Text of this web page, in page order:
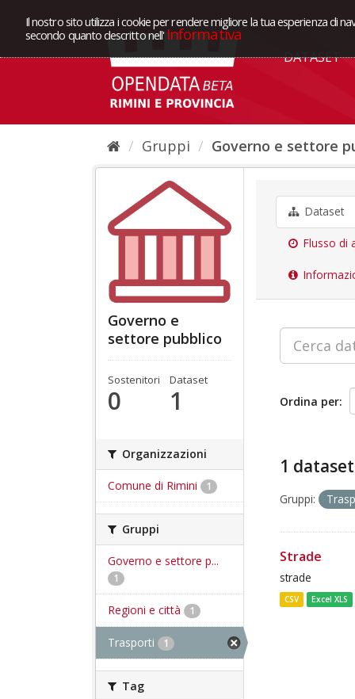
Il nostro sito utilizza i cookie per rendere migliore la tua esperienza di
secondo quanto descritto nell' Informativa
DATASET
Gruppi Governo e settore
Governo e
settore pubblico
Sostenitori
0
Dataset
1
Organizzazioni
Comune di Rimini 1
Gruppi
Governo e settore p...
1
Regioni e città 1
Trasporti 1
Tag
Dataset
Flusso di
Ordina per
1
Gruppi:
Strade
strade
CSV Excel XLS